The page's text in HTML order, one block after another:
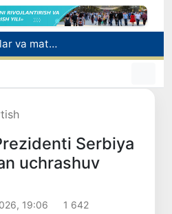
Ekstremistik tashkilotlar va materiallarning elektron reyestri yuritiladi
O‘zbekiston Jurnalistlar uyushmasi qoshida Blogerlar ijodiy kengashi tashkil etildi
Kredit va moliyaviy xizmatlar reklamasiga ogohlantirish talabi kiritiladi
Serbiya
uchrashuv
19:06 1 642